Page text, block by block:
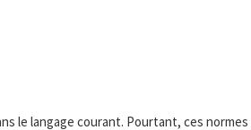
le langage courant. Pourtant, ces